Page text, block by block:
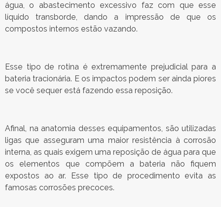
água, o abastecimento excessivo faz com que esse
líquido transborde, dando a impressão de que os
compostos internos estão vazando.
Esse tipo de rotina é extremamente prejudicial para a
bateria tracionária. E os impactos podem ser ainda piores
se você sequer está fazendo essa reposição.
Afinal, na anatomia desses equipamentos, são utilizadas
ligas que asseguram uma maior resistência à corrosão
interna, as quais exigem uma reposição de água para que
os elementos que compõem a bateria não fiquem
expostos ao ar. Esse tipo de procedimento evita as
famosas corrosões precoces.